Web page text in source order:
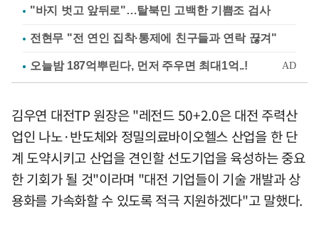
"바지 벗고 앞뒤로"…탈북민 고백한 기쁨조 검사
전현무 "전 연인 집착·통제에 친구들과 연락 끊겨"
김우연 대전TP 원장은 "레전드 50+2.0은 대전 주력산
업인 나노·반도체와 정밀의료바이오헬스 산업을 한 단
계 도약시키고 산업을 견인할 선도기업을 육성하는 중요
한 기회가 될 것"이라며 "대전 기업들이 기술 개발과 상
용화를 가속화할 수 있도록 적극 지원하겠다"고 말했다.